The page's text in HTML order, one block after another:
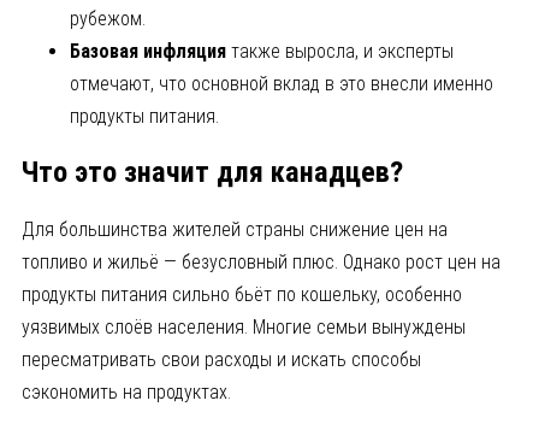
рубежом.
Базовая инфляция также выросла, и эксперты
отмечают, что основной вклад в это внесли именно
продукты питания.
Что это значит для канадцев?
Для большинства жителей страны снижение цен на
топливо и жильё — безусловный плюс. Однако рост цен на
продукты питания сильно бьёт по кошельку, особенно
уязвимых слоёв населения. Многие семьи вынуждены
пересматривать свои расходы и искать способы
сэкономить на продуктах.